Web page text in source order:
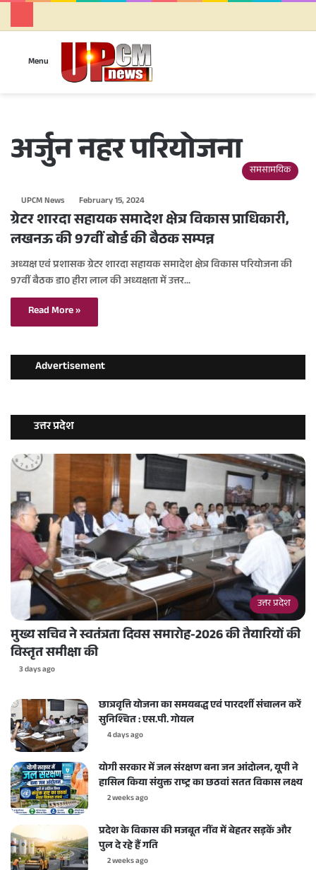
Menu
अर्जुन नहर परियोजना समसामयिक
UPCM News February 15, 2024
ग्रेटर शारदा सहायक समादेश क्षेत्र विकास प्राधिकारी,
लखनऊ की 97वीं बोर्ड की बैठक सम्पन्न
अध्यक्ष एवं प्रशासक ग्रेटर शारदा सहायक समादेश क्षेत्र विकास परियोजना की
97वीं बैठक डा0 हीरा लाल की अध्यक्षता में उत्तर…
Read More »
Advertisement
उत्तर प्रदेश
उत्तर प्रदेश
मुख्य सचिव ने स्वतंत्रता दिवस समारोह-2026 की तैयारियों की
विस्तृत समीक्षा की
3 days ago
छात्रवृत्ति योजना का समयबद्ध एवं पारदर्शी संचालन करें
सुनिश्चित : एस.पी. गोयल
4 days ago
योगी सरकार में जल संरक्षण बना जन आंदोलन, यूपी ने
हासिल किया संयुक्त राष्ट्र का छठवां सतत विकास लक्ष्य
2 weeks ago
प्रदेश के विकास की मजबूत नींव में बेहतर सड़कें और
पुल दे रहे हैं गति
2 weeks ago